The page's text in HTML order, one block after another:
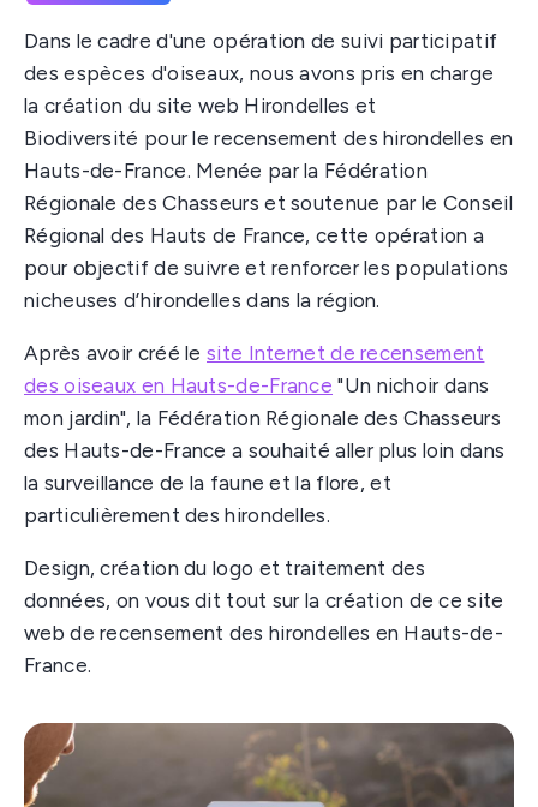
Dans le cadre d'une opération de suivi participatif
des espèces d'oiseaux, nous avons pris en charge
la création du site web Hirondelles et
Biodiversité pour le recensement des hirondelles en
Hauts-de-France. Menée par la Fédération
Régionale des Chasseurs et soutenue par le Conseil
Régional des Hauts de France, cette opération a
pour objectif de suivre et renforcer les populations
nicheuses d’hirondelles dans la région.
Après avoir créé lesite Internet de recensement
des oiseaux en Hauts-de-France "Un nichoir dans
mon jardin", la Fédération Régionale des Chasseurs
des Hauts-de-France a souhaité aller plus loin dans
la surveillance de la faune et la flore, et
particulièrement des hirondelles.
Design, création du logo et traitement des
données, on vous dit tout sur la création de ce site
web de recensement des hirondelles en Hauts-de-
France.